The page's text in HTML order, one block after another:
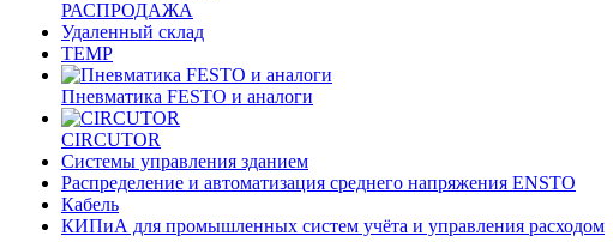
РАСПРОДАЖА
Удаленный склад
TEMP
Пневматика FESTO и аналоги
CIRCUTOR
Системы управления зданием
Распределение и автоматизация среднего напряжения ENSTO
Кабель
КИПиА для промышленных систем учёта и управления расходом